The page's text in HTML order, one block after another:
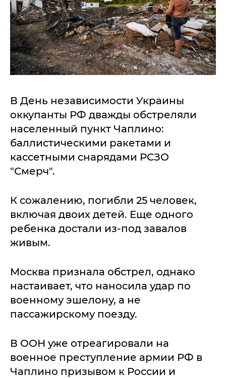
В День независимости Украины
оккупанты РФ дважды обстреляли
населенный пункт Чаплино:
баллистическими ракетами и
кассетными снарядами РСЗО
"Смерч".
К сожалению, погибли 25 человек,
включая двоих детей. Еще одного
ребенка достали из-под завалов
живым.
Москва признала обстрел, однако
настаивает, что наносила удар по
военному эшелону, а не
пассажирскому поезду.
В ООН уже отреагировали на
военное преступление армии РФ в
Чаплино призывом к России и